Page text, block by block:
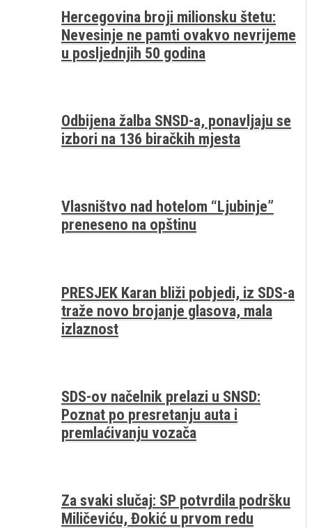
Hercegovina broji milionsku štetu:
Nevesinje ne pamti ovakvo nevrijeme
u posljednjih 50 godina
Odbijena žalba SNSD-a, ponavljaju se
izbori na 136 biračkih mjesta
Vlasništvo nad hotelom “Ljubinje”
preneseno na opštinu
PRESJEK Karan bliži pobjedi, iz SDS-a
traže novo brojanje glasova, mala
izlaznost
SDS-ov načelnik prelazi u SNSD:
Poznat po presretanju auta i
premlaćivanju vozača
Za svaki slučaj: SP potvrdila podršku
Miličeviću, Đokić u prvom redu